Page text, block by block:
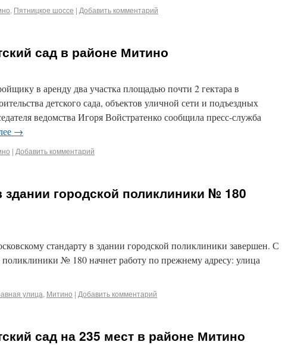
, Пятницкое шоссе | Добавить комментарий
сад в районе Митино
в аренду два участка площадью почти 2 гектара в
детского сада, объектов уличной сети и подъездных
ведомства Игоря Войстратенко сообщила пресс-служба
→
| Добавить комментарий
городской поликлиники № 180
стандарту в здании городской поликлиники завершен. С
№ 180 начнет работу по прежнему адресу: улица
улица, Митино | Добавить комментарий
сад на 235 мест в районе Митино